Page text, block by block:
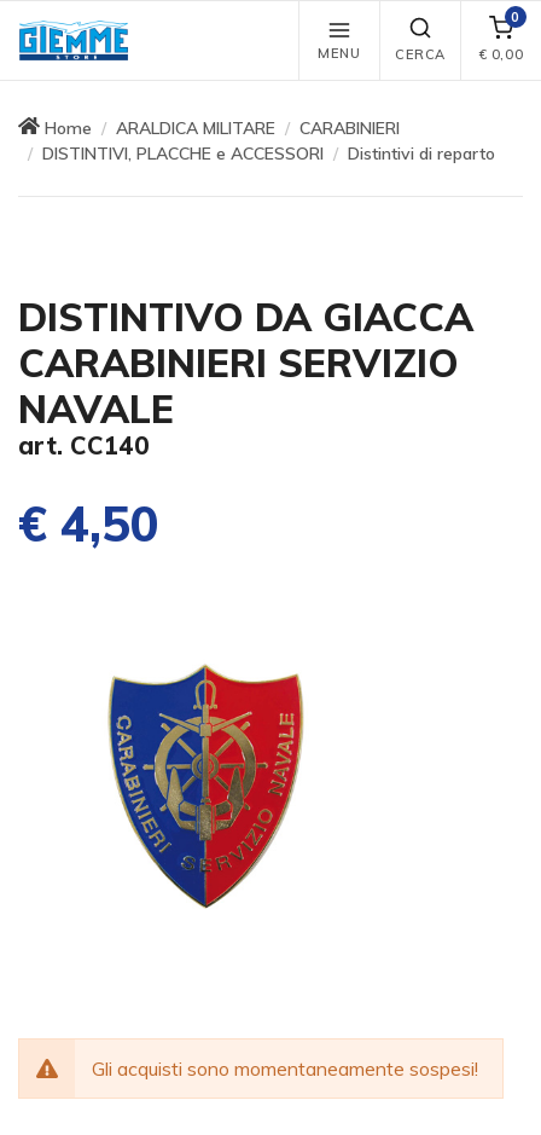
MENU CERCA
0
€ 0,00
Home ARALDICA MILITARE
CARABINIERI
DISTINTIVI, PLACCHE e ACCESSORI
Distintivi di reparto
DISTINTIVO DA GIACCA
CARABINIERI SERVIZIO
NAVALE
art. CC140
€ 4,50
Gli acquisti sono momentaneamente sospesi!